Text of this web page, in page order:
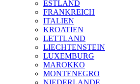
ESTLAND
FRANKREICH
ITALIEN
KROATIEN
LETTLAND
LIECHTENSTEIN
LUXEMBURG
MAROKKO
MONTENEGRO
NIEDERLANDE